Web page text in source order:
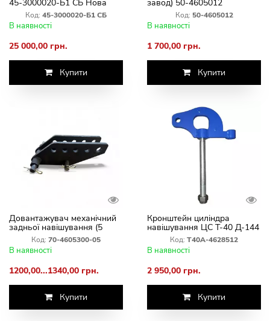
45-3000020-Б1 СБ Нова
Код: 45-3000020-Б1 СБ
В наявності
25 000,00 грн.
Купити
завод) 50-4605012
Код: 50-4605012
В наявності
1 700,00 грн.
Купити
Довантажувач механічний
задньої навішування (5
отворів) МТЗ-80,82 70-
4605300-05
Код: 70-4605300-05
В наявності
1200,00...1340,00 грн.
Купити
Кронштейн циліндра
навішування ЦС Т-40 Д-144
(шар) зі шпилькою
Код: Т40А-4628512
В наявності
2 950,00 грн.
Купити